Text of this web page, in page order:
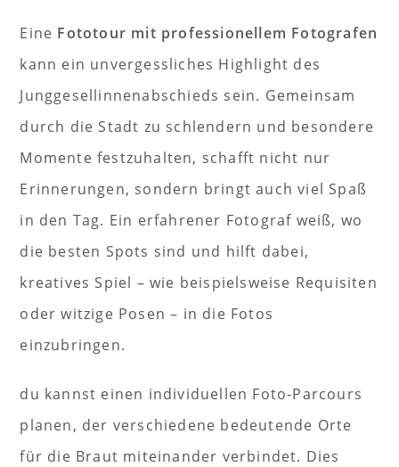
Eine Fototour mit professionellem Fotografen
kann ein unvergessliches Highlight des
Junggesellinnenabschieds sein. Gemeinsam
durch die Stadt zu schlendern und besondere
Momente festzuhalten, schafft nicht nur
Erinnerungen, sondern bringt auch viel Spaß
in den Tag. Ein erfahrener Fotograf weiß, wo
die besten Spots sind und hilft dabei,
kreatives Spiel – wie beispielsweise Requisiten
oder witzige Posen – in die Fotos
einzubringen.
du kannst einen individuellen Foto-Parcours
planen, der verschiedene bedeutende Orte
für die Braut miteinander verbindet. Dies